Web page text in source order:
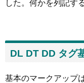
した。何かを列記す
DL DT DD タグ
基本のマークアップ